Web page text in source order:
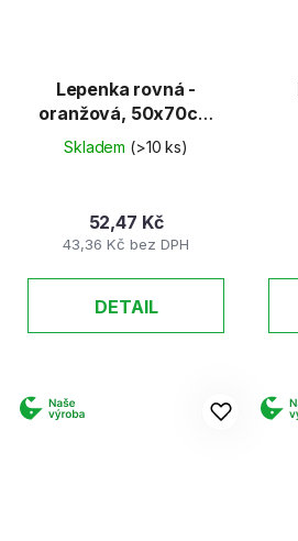
Lepenka rovná -
oranžová, 50x70cm
(E-Welle)
Skladem (>10 ks)
43,36 Kč bez DPH
52,47 Kč
DETAIL